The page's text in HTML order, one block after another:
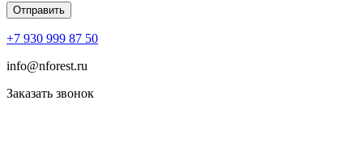
+7 930 999 87 50
info@nforest.ru
Заказать звонок